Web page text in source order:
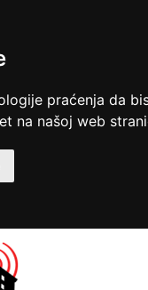
praćenja da
na našoj web